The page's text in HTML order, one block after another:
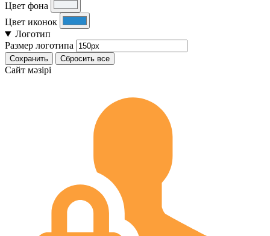
Цвет фона
Цвет иконок
Логотип
Размер логотипа
Сохранить Сбросить все
Cайт мәзірі